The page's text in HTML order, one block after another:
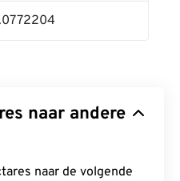
naar andere
naar de volgende